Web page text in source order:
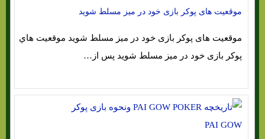
موقعیت های پوکر بازی خود در میز مسلط شوید
موقعیت های پوکر بازی خود در میز مسلط شوید موقعیت هاي‌
پوکر بازی خود در میز مسلط شوید پس از…